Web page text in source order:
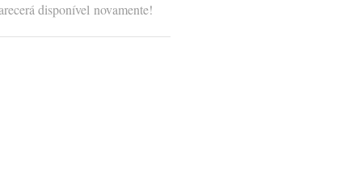
disponível novamente!